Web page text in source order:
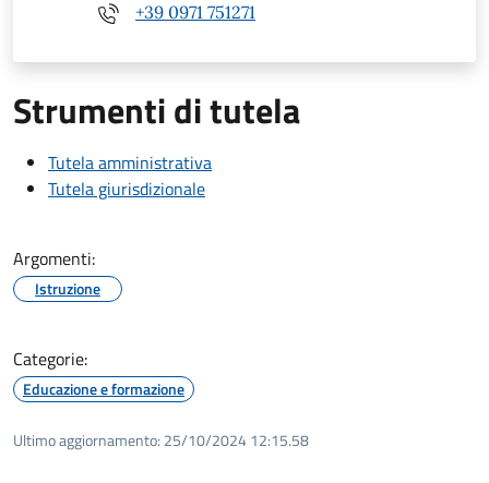
+39 0971 751271
Strumenti di tutela
Tutela amministrativa
Tutela giurisdizionale
Argomenti:
Istruzione
Categorie:
Educazione e formazione
Ultimo aggiornamento: 25/10/2024 12:15.58